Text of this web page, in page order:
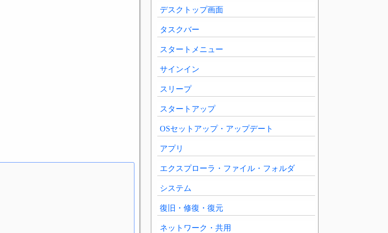
デスクトップ画面
タスクバー
スタートメニュー
サインイン
スリープ
スタートアップ
OSセットアップ・アップデート
アプリ
エクスプローラ・ファイル・フォルダ
システム
復旧・修復・復元
ネットワーク・共用